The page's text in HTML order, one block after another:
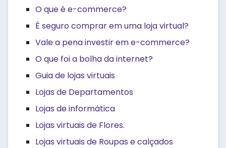
O que é e-commerce?
É seguro comprar em uma loja virtual?
Vale a pena investir em e-commerce?
O que foi a bolha da internet?
Guia de lojas virtuais
Lojas de Departamentos
Lojas de informática
Lojas virtuais de Flores.
Lojas virtuais de Roupas e calçados